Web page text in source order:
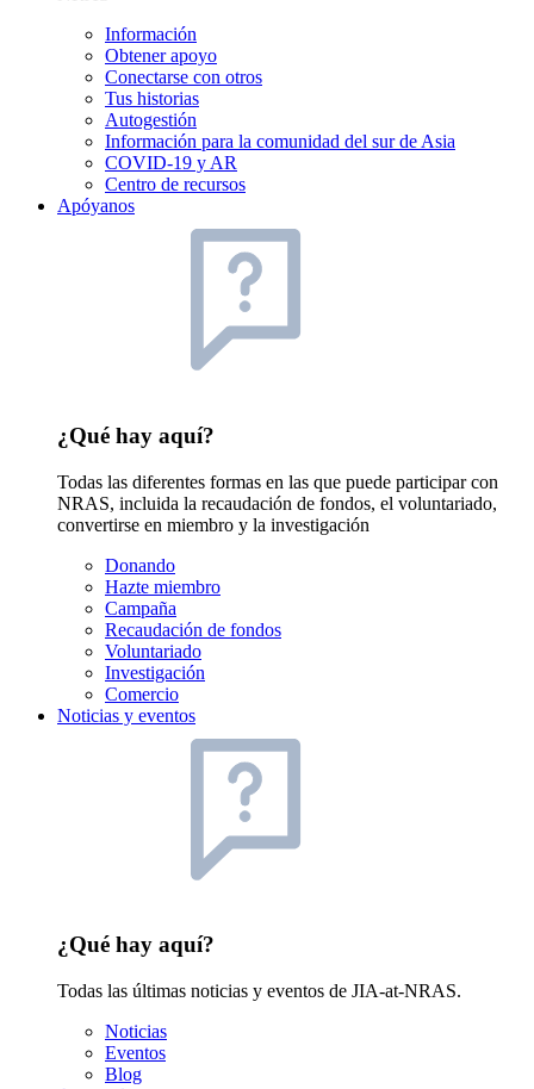
Información
Obtener apoyo
Conectarse con otros
Tus historias
Autogestión
Información para la comunidad del sur de Asia
COVID-19 y AR
Centro de recursos
Apóyanos
¿Qué hay aquí?
Todas las diferentes formas en las que puede participar con
NRAS, incluida la recaudación de fondos, el voluntariado,
convertirse en miembro y la investigación
Donando
Hazte miembro
Campaña
Recaudación de fondos
Voluntariado
Investigación
Comercio
Noticias y eventos
¿Qué hay aquí?
Todas las últimas noticias y eventos de JIA-at-NRAS.
Noticias
Eventos
Blog